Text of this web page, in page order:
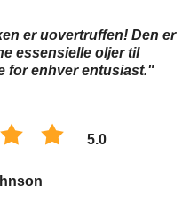
er uovertruffen! Den er
essensielle oljer til
for enhver entusiast."
5.0